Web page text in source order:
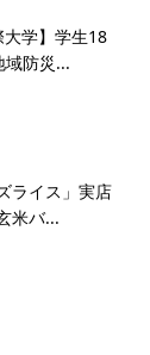
大学】学生18
域防災...
ライス」実店
米バ...